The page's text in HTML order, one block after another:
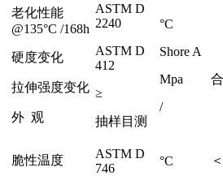
老化性能
@135°C /168h
硬度变化
拉伸强度变化
外 观
ASTM D
2240
ASTM D
412
≥
抽样目测
°C
Shore A
Mpa
/
脆性温度
ASTM D
746
°C